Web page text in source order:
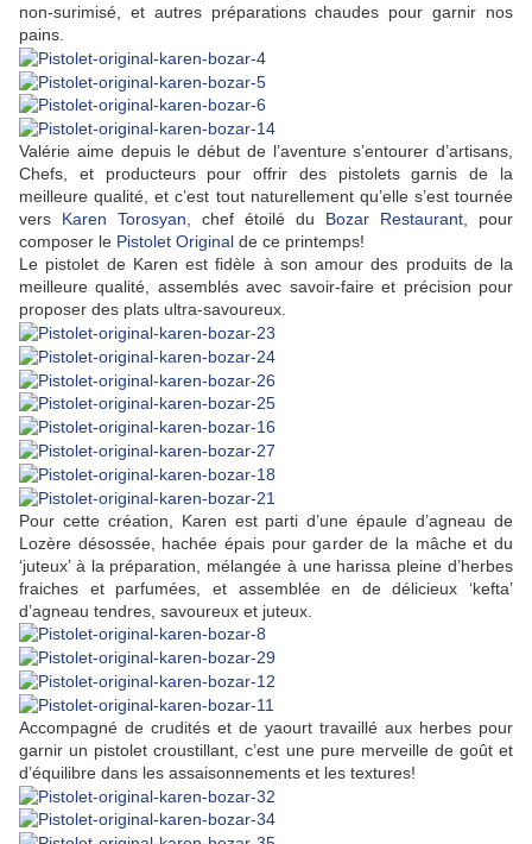
non-surimisé, et autres préparations chaudes pour garnir nos
pains.
Valérie aime depuis le début de l’aventure s’entourer d’artisans,
Chefs, et producteurs pour offrir des pistolets garnis de la
meilleure qualité, et c’est tout naturellement qu’elle s’est tournée
vers Karen Torosyan , chef étoilé du Bozar Restaurant , pour
composer le Pistolet Original de ce printemps!
Le pistolet de Karen est fidèle à son amour des produits de la
meilleure qualité, assemblés avec savoir-faire et précision pour
proposer des plats ultra-savoureux.
Pour cette création, Karen est parti d’une épaule d’agneau de
Lozère désossée, hachée épais pour garder de la mâche et du
‘juteux’ à la préparation, mélangée à une harissa pleine d’herbes
fraiches et parfumées, et assemblée en de délicieux ‘kefta’
d’agneau tendres, savoureux et juteux.
Accompagné de crudités et de yaourt travaillé aux herbes pour
garnir un pistolet croustillant, c’est une pure merveille de goût et
d’équilibre dans les assaisonnements et les textures!